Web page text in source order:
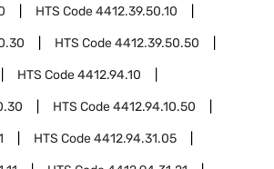
HTS Code4412.39.50.10
HTS Code4412.39.50.50
HTS Code4412.94.10
HTS Code4412.94.10.50
HTS Code4412.94.31.05